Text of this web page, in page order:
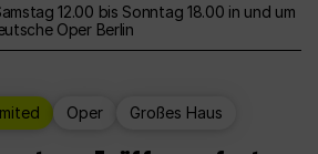
12.00 bis Sonntag 18.00 in und um
Oper Berlin
Oper Großes Haus